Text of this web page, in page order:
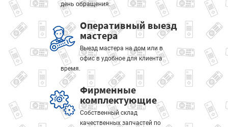
день обращения.
Оперативный выезд
мастера
Выезд мастера на дом или в
офис в удобное для клиента
время.
Фирменные
комплектующие
Собственный склад
качественных запчастей по